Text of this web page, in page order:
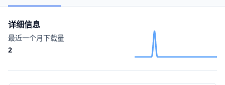
详细信息
最近一个月下载量
2